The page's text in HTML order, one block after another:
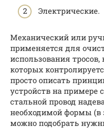
Электрические.
Механический или
применяется для
использования
которых
просто описать
устройств на примере
стальной провод
необходимой формы (в
можно подобрать